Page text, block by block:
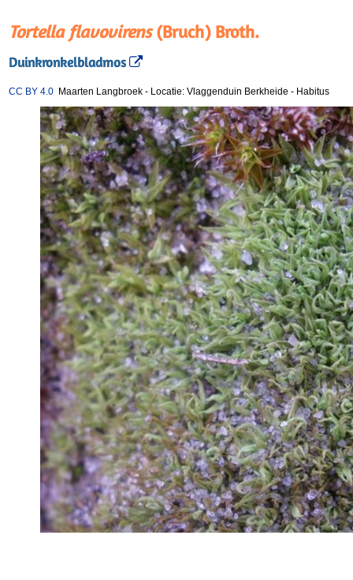
Tortella flavovirens(Bruch) Broth.
Duinkronkelbladmos
CC BY 4.0 Maarten Langbroek - Locatie: Vlaggenduin Berkheide - Habitus